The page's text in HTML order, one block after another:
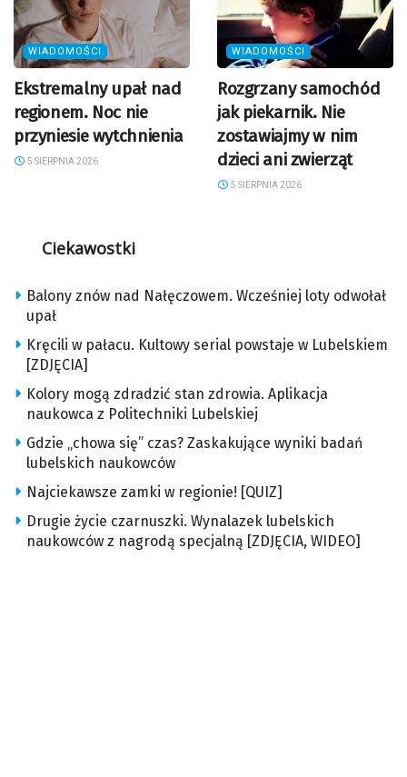
WIADOMOŚCI
Ekstremalny upał nad
regionem. Noc nie
przyniesie wytchnienia
5 SIERPNIA 2026
WIADOMOŚCI
Rozgrzany samochód
jak piekarnik. Nie
zostawiajmy w nim
dzieci ani zwierząt
5 SIERPNIA 2026
Ciekawostki
Balony znów nad Nałęczowem. Wcześniej loty odwołał
upał
Kręcili w pałacu. Kultowy serial powstaje w Lubelskiem
[ZDJĘCIA]
Kolory mogą zdradzić stan zdrowia. Aplikacja
naukowca z Politechniki Lubelskiej
Gdzie „chowa się” czas? Zaskakujące wyniki badań
lubelskich naukowców
Najciekawsze zamki w regionie! [QUIZ]
Drugie życie czarnuszki. Wynalazek lubelskich
naukowców z nagrodą specjalną [ZDJĘCIA, WIDEO]